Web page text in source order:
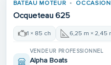
BATEAU MOTEUR OCCASION
Ocqueteau 625
1 × 85 ch 6,25 m × 2,45
VENDEUR PROFESSIONNEL
Alpha Boats